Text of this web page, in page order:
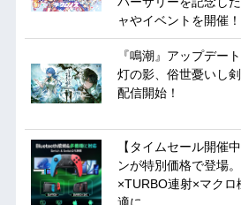
ャやイベントを開催！
『鳴潮』アップデー
灯の影、俗世憂いし
配信開始！
【タイムセール開催
ンが特別価格で登場
×TURBO連射×マク